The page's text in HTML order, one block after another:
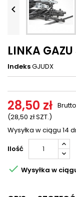


LINKA
IndeksGJUDX
28,50 zł
(28,50 zł SZT.)
Brutto
Wysyłka w ciągu 14
Ilość
 Wysyłka w